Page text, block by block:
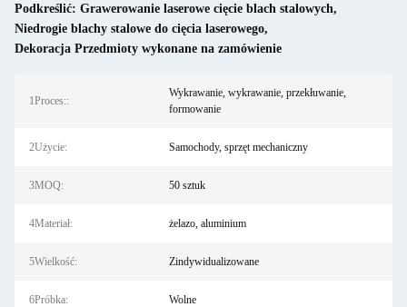
Podkreślić: Grawerowanie laserowe cięcie blach stalowych,
Niedrogie blachy stalowe do cięcia laserowego,
Dekoracja Przedmioty wykonane na zamówienie
1Proces::
Wykrawanie, wykrawanie, przekłuwanie,
formowanie
2Użycie: Samochody, sprzęt mechaniczny
3MOQ: 50 sztuk
4Materiał: żelazo, aluminium
5Wielkość: Zindywidualizowane
6Próbka: Wolne